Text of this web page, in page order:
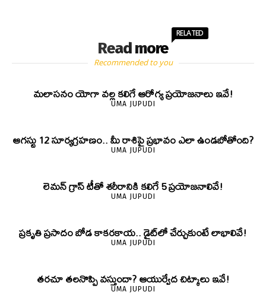
Read more
RELATED
Recommended to you
మలాసనం యోగా వల్ల కలిగే ఆరోగ్య ప్రయోజనాలు ఇవే!
UMA JUPUDI
ఆగస్టు 12 సూర్యగ్రహణం.. మీ రాశిపై ప్రభావం ఎలా ఉండబోతోంది?
UMA JUPUDI
లెమన్ గ్రాస్ టీతో శరీరానికి కలిగే 5 ప్రయోజనాలివే!
UMA JUPUDI
ప్రకృతి ప్రసాదం బోడ కాకరకాయ.. డైట్‌లో చేర్చుకుంటే లాభాలివే!
UMA JUPUDI
తరచూ తలనొప్పి వస్తుందా? ఆయుర్వేద చిట్కాలు ఇవే!
UMA JUPUDI